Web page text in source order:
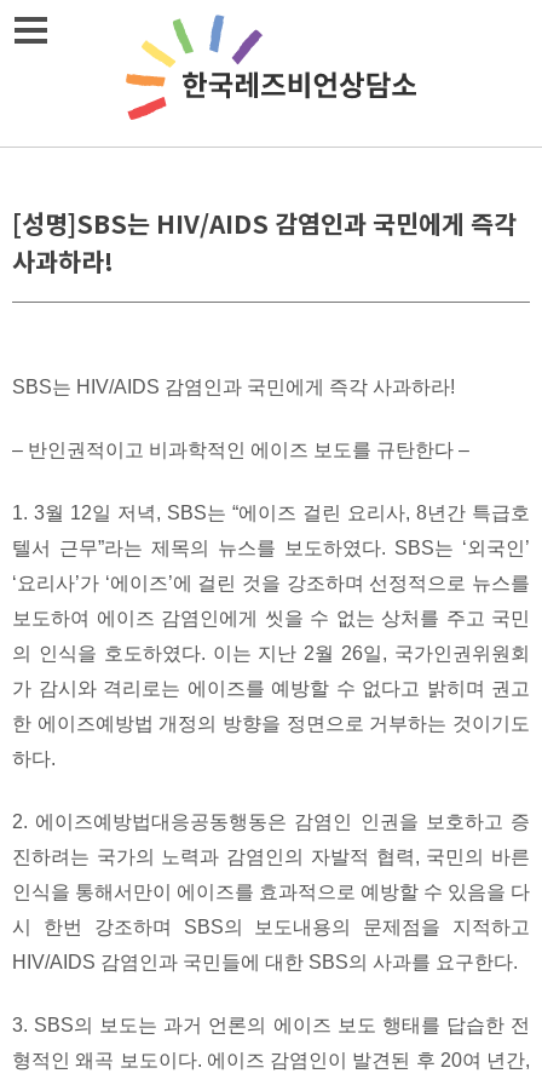
Skip
[성명]SBS는 HIV/AIDS 감염인과 국민에게 즉각
사과하라!
SBS는 HIV/AIDS 감염인과 국민에게 즉각 사과하라!
– 반인권적이고 비과학적인 에이즈 보도를 규탄한다 –
1. 3월 12일 저녁, SBS는 “에이즈 걸린 요리사, 8년간 특급호
텔서 근무”라는 제목의 뉴스를 보도하였다. SBS는 ‘외국인’
‘요리사’가 ‘에이즈’에 걸린 것을 강조하며 선정적으로 뉴스를
보도하여 에이즈 감염인에게 씻을 수 없는 상처를 주고 국민
의 인식을 호도하였다. 이는 지난 2월 26일, 국가인권위원회
가 감시와 격리로는 에이즈를 예방할 수 없다고 밝히며 권고
한 에이즈예방법 개정의 방향을 정면으로 거부하는 것이기도
하다.
2. 에이즈예방법대응공동행동은 감염인 인권을 보호하고 증
진하려는 국가의 노력과 감염인의 자발적 협력, 국민의 바른
인식을 통해서만이 에이즈를 효과적으로 예방할 수 있음을 다
시 한번 강조하며 SBS의 보도내용의 문제점을 지적하고
HIV/AIDS 감염인과 국민들에 대한 SBS의 사과를 요구한다.
3. SBS의 보도는 과거 언론의 에이즈 보도 행태를 답습한 전
형적인 왜곡 보도이다. 에이즈 감염인이 발견된 후 20여 년간,